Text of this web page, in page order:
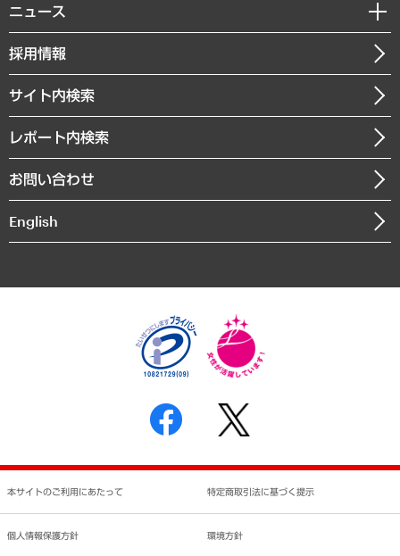
共生・ダイバーシティ
GRC（ガバナンス・リスク・コンプライアンス）・防災（政策）
経済・産業・雇用・労働
まちづくり・観光・交通・スポーツ・スマートシティ
自然資源・農林水産業・食料システム
経営用語集
受託・受注実績（官公庁関連）
メディア掲載・出演
受託案件情報
私たちの想い
社長メッセージ
会社概要
沿革
組織図・本部部室紹介
インドネシア現地法人
個人情報保護方針
反社会的勢力に対する基本方針
書面による個人情報の開示等の請求の手続きについて
ニュース
ニュースリリース
お知らせ
採用情報
サイト内検索
レポート内検索
お問い合わせ
English
本サイトのご利用にあたって 特定商取引法に基づく提示
個人情報保護方針 環境方針